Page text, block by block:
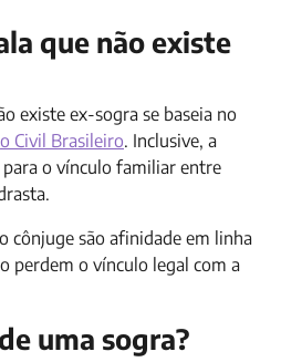
que não existe
existe ex-sogra se baseia no
Civil Brasileiro. Inclusive, a
o vínculo familiar entre
cônjuge são afinidade em linha
perdem o vínculo legal com a
uma sogra?